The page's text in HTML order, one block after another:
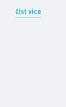
číst více